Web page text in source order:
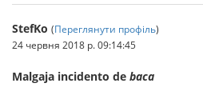
StefKo (Переглянути профіль)
24 червня 2018 р. 09:14:45
Malgaja incidento de baca